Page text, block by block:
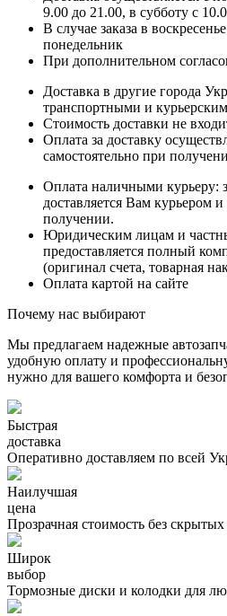
9.00 до 21.00, в субботу с
В случае заказа в
понедельник
При дополнительном
Доставка в другие города
транспортными и
Стоимость доставки не
Оплата за доставку
самостоятельно при
Оплата наличными курьеру:
доставляется Вам курьером
получении.
Юридическим лицам и
предоставляется полный
(оригинал счета, товарная
Оплата картой на сайте
Почему нас выбирают
Мы предлагаем надежные
удобную оплату и
нужно для вашего комфорта и
Быстрая
доставка
Оперативно доставляем по всей
Наилучшая
цена
Прозрачная стоимость без
Широк
выбор
Тормозные диски и колодки для